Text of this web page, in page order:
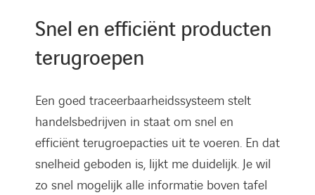
Snel en efficiënt producten
terugroepen
Een goed traceerbaarheidssysteem stelt
handelsbedrijven in staat om snel en
efficiënt terugroepacties uit te voeren. En dat
snelheid geboden is, lijkt me duidelijk. Je wil
zo snel mogelijk alle informatie boven tafel